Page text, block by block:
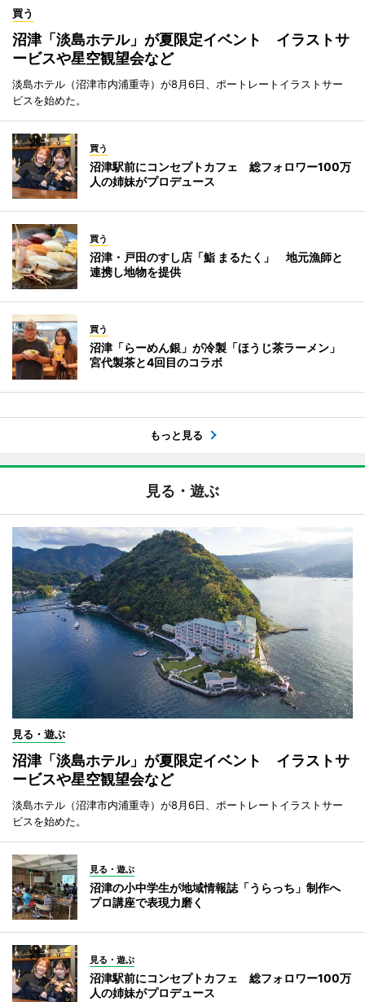
買う
沼津「淡島ホテル」が夏限定イベント イラストサ
ービスや星空観望会など
淡島ホテル（沼津市内浦重寺）が8月6日、ポートレートイラストサー
ビスを始めた。
買う
沼津駅前にコンセプトカフェ 総フォロワー100万
人の姉妹がプロデュース
買う
沼津・戸田のすし店「鮨 まるたく」 地元漁師と
連携し地物を提供
買う
沼津「らーめん銀」が冷製「ほうじ茶ラーメン」
宮代製茶と4回目のコラボ
もっと見る
見る・遊ぶ
見る・遊ぶ
沼津「淡島ホテル」が夏限定イベント イラストサ
ービスや星空観望会など
淡島ホテル（沼津市内浦重寺）が8月6日、ポートレートイラストサー
ビスを始めた。
見る・遊ぶ
沼津の小中学生が地域情報誌「うらっち」制作へ
プロ講座で表現力磨く
見る・遊ぶ
沼津駅前にコンセプトカフェ 総フォロワー100万
人の姉妹がプロデュース